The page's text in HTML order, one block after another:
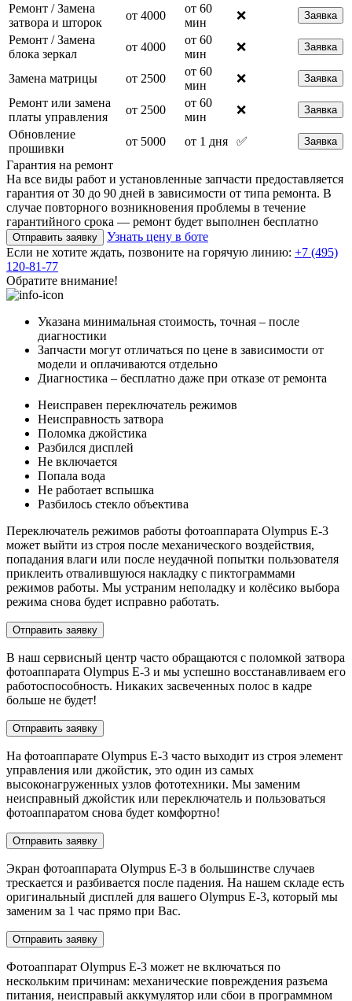
Ремонт / Замена
затвора и шторок
от 4000
от 60
мин
❌ Заявка
Ремонт / Замена
блока зеркал
от 4000
от 60
мин
❌ Заявка
Замена матрицы от 2500
от 60
мин
❌ Заявка
Ремонт или замена
платы управления
от 2500
от 60
мин
❌ Заявка
Обновление
прошивки
от 5000 от 1 дня ✅ Заявка
Гарантия на ремонт
На все виды работ и установленные запчасти предоставляется
гарантия от 30 до 90 дней в зависимости от типа ремонта. В
случае повторного возникновения проблемы в течение
гарантийного срока — ремонт будет выполнен бесплатно
Отправить заявку
Узнать цену в боте
Если не хотите ждать, позвоните на горячую линию: +7 (495)
120-81-77
Обратите внимание!
Указана минимальная стоимость, точная – после
диагностики
Запчасти могут отличаться по цене в зависимости от
модели и оплачиваются отдельно
Диагностика – бесплатно даже при отказе от ремонта
Неисправен переключатель режимов
Неисправность затвора
Поломка джойстика
Разбился дисплей
Не включается
Попала вода
Не работает вспышка
Разбилось стекло объектива
Переключатель режимов работы фотоаппарата Olympus E-3
может выйти из строя после механического воздействия,
попадания влаги или после неудачной попытки пользователя
приклеить отвалившуюся накладку с пиктограммами
режимов работы. Мы устраним неполадку и колёсико выбора
режима снова будет исправно работать.
Отправить заявку
В наш сервисный центр часто обращаются с поломкой затвора
фотоаппарата Olympus E-3 и мы успешно восстанавливаем его
работоспособность. Никаких засвеченных полос в кадре
больше не будет!
Отправить заявку
На фотоаппарате Olympus E-3 часто выходит из строя элемент
управления или джойстик, это один из самых
высоконагруженных узлов фототехники. Мы заменим
неисправный джойстик или переключатель и пользоваться
фотоаппаратом снова будет комфортно!
Отправить заявку
Экран фотоаппарата Olympus E-3 в большинстве случаев
трескается и разбивается после падения. На нашем складе есть
оригинальный дисплей для вашего Olympus E-3, который мы
заменим за 1 час прямо при Вас.
Отправить заявку
Фотоаппарат Olympus E-3 может не включаться по
нескольким причинам: механические повреждения разъема
питания, неисправый аккумулятор или сбои в программном